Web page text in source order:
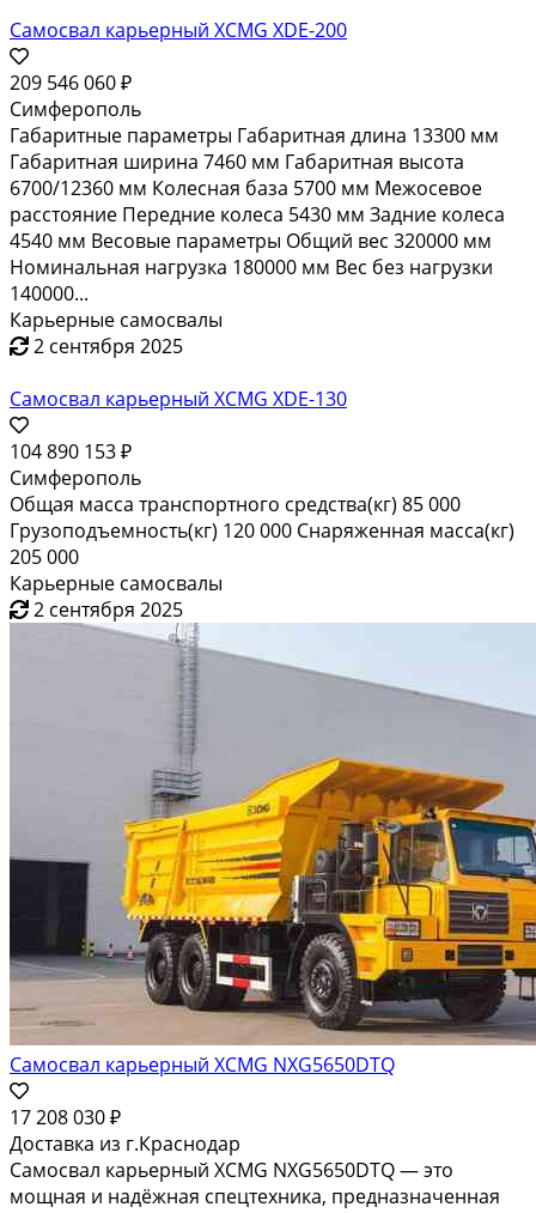
Карьерные самосвалы
Самосвал карьерный XCMG XDE-240
Доставка из г.Симферополь
Габаритные параметры Габаритная длина 14230 мм
Габаритная ширина 7800 мм Габаритная высота
7300/13780 мм Колесная база 6250 мм Межосевое
расстояние Передние колеса 6105 мм Задние колеса
4930 мм Весовые параметры Общий вес 385000 кг
Номинальная нагрузка 220000 кг Вес без нагрузки
165000...
Карьерные самосвалы
2 сентября 2025
Самосвал карьерный XCMG XDE-200
209 546 060 ₽
Симферополь
Габаритные параметры Габаритная длина 13300 мм
Габаритная ширина 7460 мм Габаритная высота
6700/12360 мм Колесная база 5700 мм Межосевое